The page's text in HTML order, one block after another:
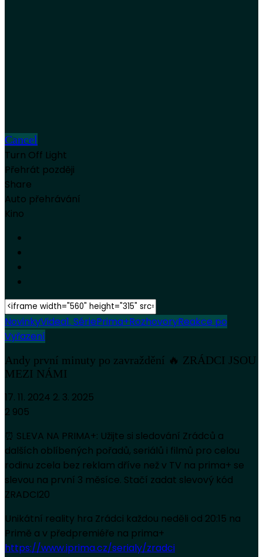
Cancel
Turn Off Light
Přehrát později
Share
Auto přehrávání
Kino
NovinkyVidea1. SériePrima+RozhovoryReakce po
Vyřazení
Andy první minuty po zavraždění 🔥 ZRÁDCI JSOU
MEZI NÁMI
17. 11. 2024 2. 3. 2025
2 905
⏰ SLEVA NA PRIMA+: Užijte si sledování Zrádců a
dalších oblíbených pořadů, seriálů i filmů pro celou
rodinu zcela bez reklam dříve než v TV na prima+ se
slevou na první 3 měsíce. Stačí zadat slevový kód
ZRADCI20
Unikátní reality hra Zrádci každou neděli od 20:15 na
Primě a v předpremiéře na prima+
https://www.iprima.cz/serialy/zradci